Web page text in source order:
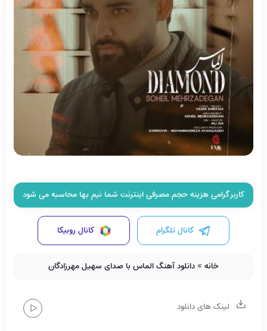
کاربر گرامی هزینه حجم مصرفی اینترنت شما نیم بها محاسبه می شود
کانال تلگرام کانال روبیکا
خانه»دانلود آهنگ الماس با صدای سهیل مهرزادگان
لینک های دانلود